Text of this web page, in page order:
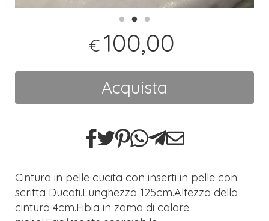
€ 100,00
Acquista
Cintura in pelle cucita con inserti in pelle con
scritta Ducati.Lunghezza 125cm.Altezza della
cintura 4cm.Fibia in zama di colore